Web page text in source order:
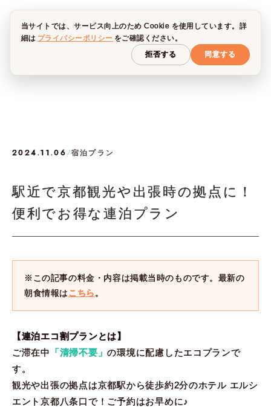
2024.11.06/宿泊プラン
駅近で京都観光や出張時の拠点に！
便利でお得な連泊プラン
※この記事の料金・内容は掲載当時のものです。最新の
朝食情報はこちら。
【連泊エコ割プランとは】
ご滞在中
「清掃不要」の環境に配慮したエコプランで
す。
観光や出張の拠点は京都駅から徒歩約2分のホテル エルシ
エント京都八条口で！ご予約はお早めに♪
当サイトでは、サービス向上のため Cookie を使用しています。詳
細は プライバシーポリシー をご確認ください。
拒否する
同意する